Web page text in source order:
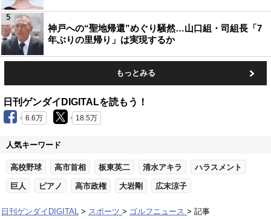
神戸への“聖地帰還”めぐり騒然…山口組・司組長「7
年ぶりの里帰り」は実現するか
5
もっとみる
日刊ゲンダイDIGITALを読もう！
6.6万 18.5万
人気キーワード
高校野球 高市首相 板東英二 清水アキラ ハラスメント
巨人 ピアノ 高市政権 大岩剛 広末涼子
日刊ゲンダイDIGITAL スポーツ ゴルフニュース 記事